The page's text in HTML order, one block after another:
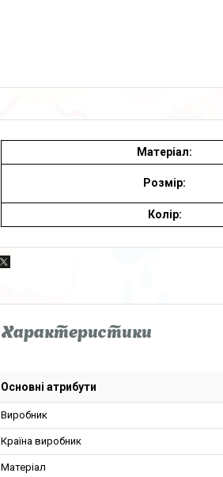
Матеріал:
Розмір:
Колір:
Характеристики
Основні атрибути
Виробник
Країна виробник
Матеріал